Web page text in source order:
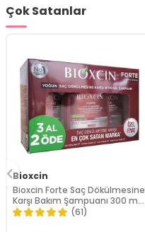
Çok Satanlar
Bioxcin
Bioxcin Forte Saç Dökülmesine
Karşı Bakım Şampuanı 300 ml
- 3 AL 2 ÖDE
(61)